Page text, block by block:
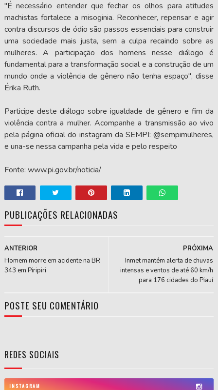
"É necessário entender que fechar os olhos para atitudes
machistas fortalece a misoginia. Reconhecer, repensar e agir
contra discursos de ódio são passos essenciais para construir
uma sociedade mais justa, sem a culpa recaindo sobre as
mulheres. A participação dos homens nesse diálogo é
fundamental para a transformação social e a construção de um
mundo onde a violência de gênero não tenha espaço", disse
Érika Ruth.
Participe deste diálogo sobre igualdade de gênero e fim da
violência contra a mulher. Acompanhe a transmissão ao vivo
pela página oficial do instagram da SEMPI: @sempimulheres,
e una-se nessa campanha pela vida e pelo respeito
Fonte: www.pi.gov.br/noticia/
PUBLICAÇÕES RELACIONADAS
PRÓXIMA
Inmet mantém alerta de chuvas
intensas e ventos de até 60 km/h
para 176 cidades do Piauí
ANTERIOR
Homem morre em acidente na BR
343 em Piripiri
POSTE SEU COMENTÁRIO
REDES SOCIAIS
INSTAGRAM